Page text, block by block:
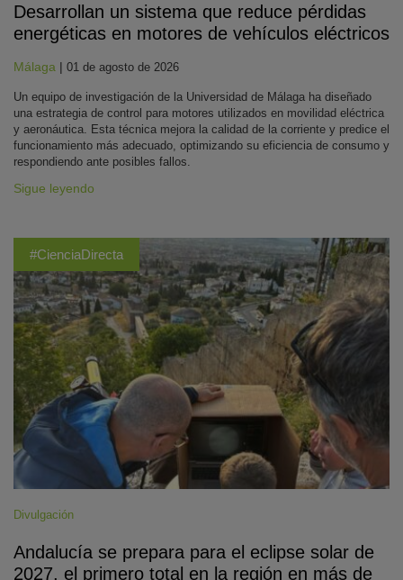
Desarrollan un sistema que reduce pérdidas
energéticas en motores de vehículos eléctricos
Málaga | 01 de agosto de 2026
Un equipo de investigación de la Universidad de Málaga ha diseñado
una estrategia de control para motores utilizados en movilidad eléctrica
y aeronáutica. Esta técnica mejora la calidad de la corriente y predice el
funcionamiento más adecuado, optimizando su eficiencia de consumo y
respondiendo ante posibles fallos.
Sigue leyendo
#CienciaDirecta
Divulgación
Andalucía se prepara para el eclipse solar de
2027, el primero total en la región en más de